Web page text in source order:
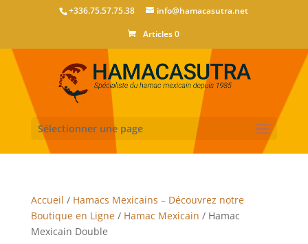
+336.75.57.75.38
info@hamacasutra.net
Articles 0
Sélectionner une page
Accueil / Hamacs Mexicains – Découvrez notre
Boutique en Ligne/ Hamac Mexicain / Hamac
Mexicain Double